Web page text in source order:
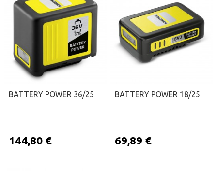
BATTERY POWER 36/25
144,80 €
BATTERY POWER 18/25
69,89 €